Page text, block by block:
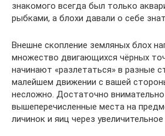
знакомого всегда был только
рыбками, а блохи давали о себе
Внешне скопление земляных блох
множество двигающихся чёрных
начинают «разлетаться» в разные
малейшем движении с вашей
несложно. Достаточно
вышеперечисленные места на
личинок и яиц через увеличительное